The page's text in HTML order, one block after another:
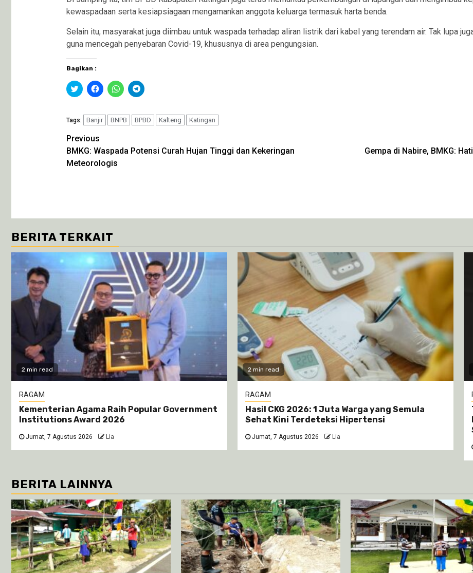
kewaspadaan serta kesiapsiagaan mengamankan anggota keluarga termasuk harta benda.
Selain itu, masyarakat juga diimbau untuk waspada terhadap aliran listrik dari kabel yang terendam air. Tak lupa
guna mencegah penyebaran Covid-19, khususnya di area pengungsian.
Bagikan :
Klik
untuk
Twitter(Membuka
di
jendela
yang
baru)
Klik
untuk
Facebook(Membuka
di
jendela
Klik
untuk
WhatsApp(Membuka
di
jendela
Klik
untuk
Telegram(Membuka
di
jendela
Tags: Banjir BNPB BPBD Kalteng Katingan
Continue
Reading
Previous
BMKG: Waspada Potensi Curah Hujan Tinggi dan Kekeringan
Meteorologis
Gempa di Nabire, BMKG:
BERITA TERKAIT
2 min read
RAGAM
Kementerian Agama Raih Popular Government
Institutions Award 2026
Jumat, 7 Agustus 2026 Lia
2 min read
RAGAM
Hasil CKG 2026: 1 Juta Warga yang Semula
Sehat Kini Terdeteksi Hipertensi
Jumat, 7 Agustus 2026 Lia
BERITA LAINNYA